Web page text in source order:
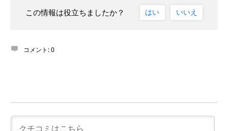
この情報は役立ちましたか？ はい いいえ
コメント:0